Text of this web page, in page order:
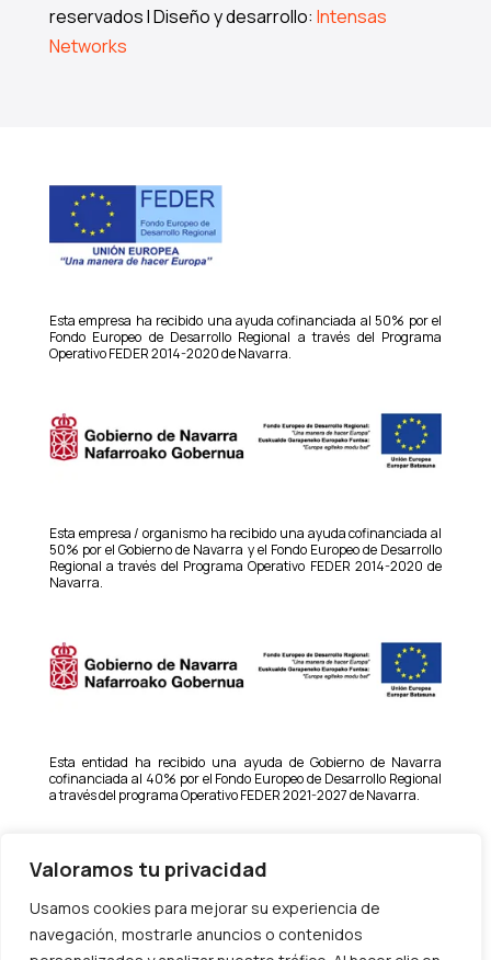
Valoramos tu privacidad
Usamos cookies para mejorar su experiencia de
navegación, mostrarle anuncios o contenidos
reservados I Diseño y desarrollo: Intensas
Networks
Esta empresa ha recibido una ayuda cofinanciada al 50% por el
Fondo Europeo de Desarrollo Regional a través del Programa
Operativo FEDER 2014-2020 de Navarra.
Esta empresa / organismo ha recibido una ayuda cofinanciada al
50% por el Gobierno de Navarra y el Fondo Europeo de Desarrollo
Regional a través del Programa Operativo FEDER 2014-2020 de
Navarra.
Esta entidad ha recibido una ayuda de Gobierno de Navarra
cofinanciada al 40% por el Fondo Europeo de Desarrollo Regional
a través del programa Operativo FEDER 2021-2027 de Navarra.
Esta empresa ha recibido una ayuda para la transformación
productiva de personas autónomas y microempresas hacia la